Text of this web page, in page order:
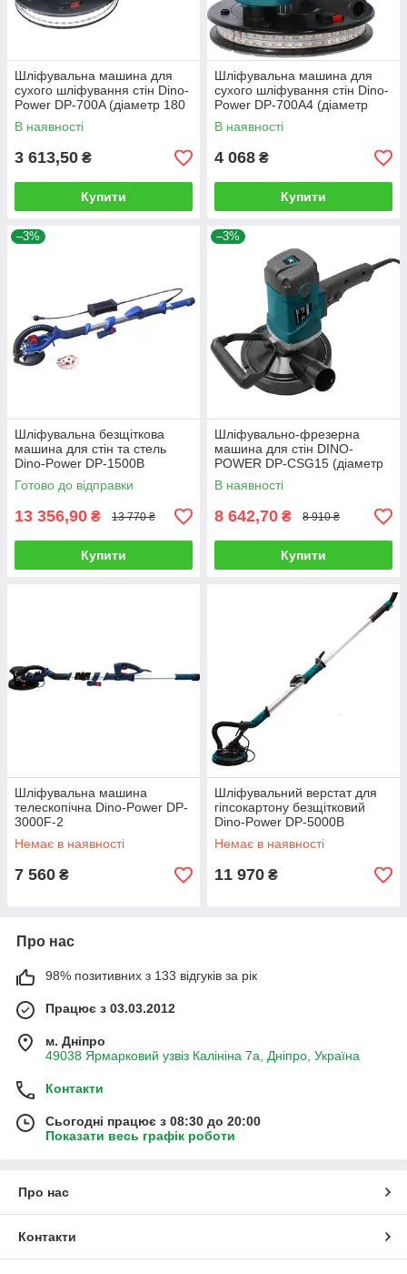
Шліфувальна машина для
сухого шліфування стін Dino-
Power DP-700A (діаметр 180
мм, підсвічування)
В наявності
3 613,50 ₴
Купити
Шліфувальна машина для
сухого шліфування стін Dino-
Power DP-700A4 (діаметр
180 мм, світлодіодна стрічка)
В наявності
4 068 ₴
Купити
–3%
Шліфувальна безщіткова
машина для стін та стель
Dino-Power DP-1500B
Готово до відправки
13 356,90 ₴ 13 770 ₴
Купити
–3%
Шліфувально-фрезерна
машина для стін DINO-
POWER DP-CSG15 (діаметр
125 мм.)
В наявності
8 642,70 ₴ 8 910 ₴
Купити
Шліфувальна машина
телескопічна Dino-Power DP-
3000F-2
Немає в наявності
7 560 ₴
Шліфувальний верстат для
гіпсокартону безщітковий
Dino-Power DP-5000B
(діаметр 225 мм,
підсвічування)
Немає в наявності
11 970 ₴
Про нас
98% позитивних з 133 відгуків за рік
Працює з 03.03.2012
м. Дніпро
49038 Ярмарковий узвіз Калініна 7а, Дніпро, Україна
Контакти
Сьогодні працює з 08:30 до 20:00
Показати весь графік роботи
Про нас
Контакти